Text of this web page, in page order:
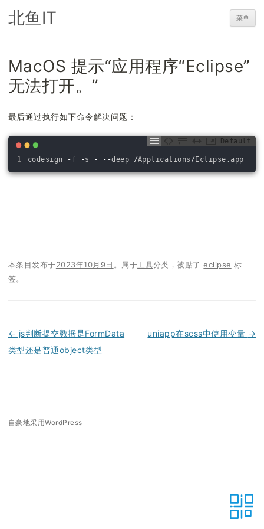
北鱼IT 菜单
MacOS 提示“应用程序“Eclipse”
无法打开。”
最后通过执行如下命令解决问题：
Default
1 codesign - f -s - --deep /Applications /Eclipse . app
本条目发布于2023年10月9日 。属于工具分类，被贴了eclipse 标
签。
文
航
← js判断提交数据是FormData
类型还是普通object类型
uniapp在scss中使用变量 →
自豪地采用WordPress